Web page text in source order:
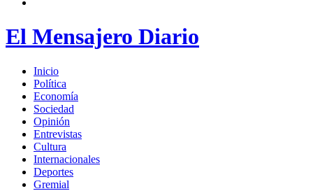
El Mensajero Diario
Inicio
Política
Economía
Sociedad
Opinión
Entrevistas
Cultura
Internacionales
Deportes
Gremial